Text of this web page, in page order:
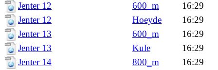
Jenter 12
600_m
16:29
Jenter 12
Hoeyde
16:29
Jenter 13
600_m
16:29
Jenter 13
Kule
16:29
Jenter 14
800_m
16:29